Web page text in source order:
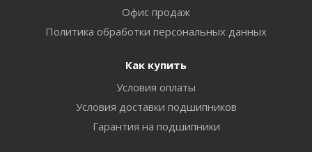
Офис продаж
Политика обработки персональных данных
Как купить
Условия оплаты
Условия доставки подшипников
Гарантия на подшипники